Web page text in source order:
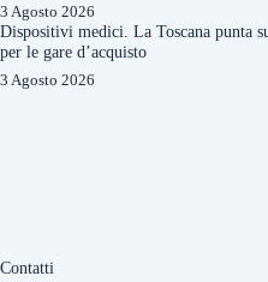
3 Agosto 2026
Dispositivi medici. La Toscana punta
per le gare d’acquisto
3 Agosto 2026
Contatti